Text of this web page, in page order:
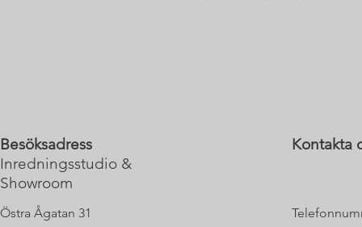
Besöksadress
Inredningsstudio &
Showroom
Kontakta
Östra Ågatan 31